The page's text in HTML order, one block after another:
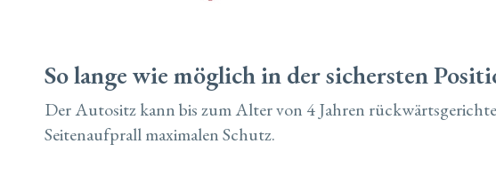
So lange wie möglich in der sichersten
Der Autositz kann bis zum Alter von 4 Jahren
Seitenaufprall maximalen Schutz.